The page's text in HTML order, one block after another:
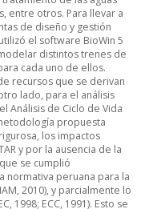
entre otros. Para llevar a
de diseño y gestión
el software BioWin 5
distintos trenes de
cada uno de ellos.
recursos que se derivan
lado, para el análisis
Análisis de Ciclo de Vida
propuesta
los impactos
y por la ausencia de la
se cumplió
normativa peruana para la
2010), y parcialmente lo
1998; ECC, 1991). Esto se